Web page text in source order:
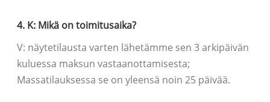
4. K: Mikä on toimitusaika?
V: näytetilausta varten lähetämme sen 3 arkipäivän
kuluessa maksun vastaanottamisesta;
Massatilauksessa se on yleensä noin 25 päivää.